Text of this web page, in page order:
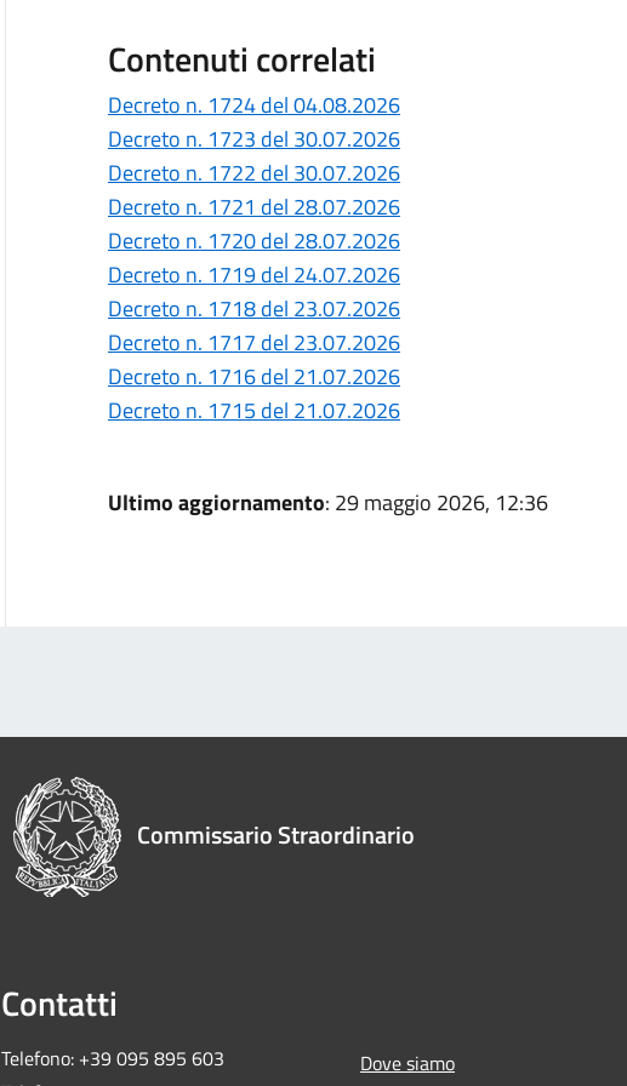
Contenuti correlati
Decreto n. 1724 del 04.08.2026
Decreto n. 1723 del 30.07.2026
Decreto n. 1722 del 30.07.2026
Decreto n. 1721 del 28.07.2026
Decreto n. 1720 del 28.07.2026
Decreto n. 1719 del 24.07.2026
Decreto n. 1718 del 23.07.2026
Decreto n. 1717 del 23.07.2026
Decreto n. 1716 del 21.07.2026
Decreto n. 1715 del 21.07.2026
Ultimo aggiornamento: 29 maggio 2026, 12:36
Commissario Straordinario
Contatti
Telefono: +39 095 895 603
Dove siamo